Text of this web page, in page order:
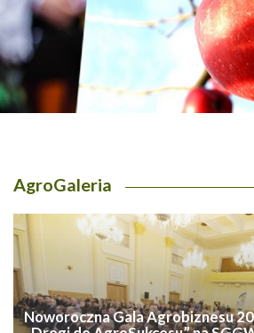
AgroGaleria
Noworoczna Gala Agrobiznesu